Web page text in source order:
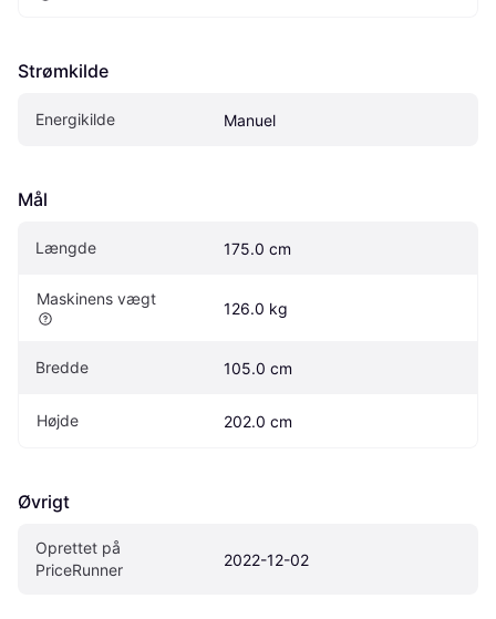
Strømkilde
Energikilde Manuel
Mål
Længde 175.0 cm
Maskinens vægt
126.0 kg
Bredde 105.0 cm
Højde 202.0 cm
Øvrigt
Oprettet på
PriceRunner
2022-12-02